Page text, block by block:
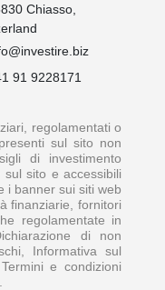
Chiasso,
91 9228171
regolamentati o
sul sito non
di investimento
sito e accessibili
i banner sui siti web
finanziarie, fornitori
regolamentate in
di non
Informativa sul
e condizioni